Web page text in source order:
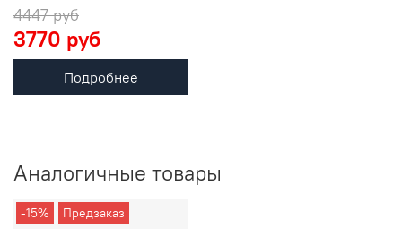
4447 руб
3770 руб
Подробнее
Аналогичные товары
-15% Предзаказ